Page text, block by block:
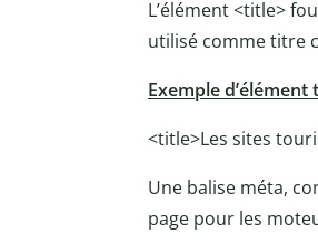
L’élément <title>
utilisé comme titre
Exemple d’élément
<title>Les sites
Une balise méta,
page pour les